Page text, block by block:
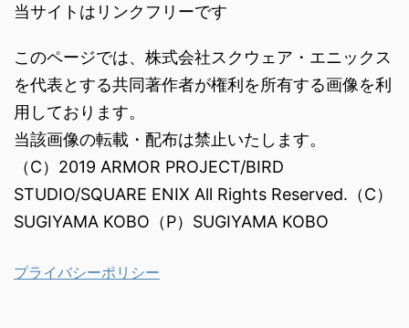
当サイトはリンクフリーです
このページでは、株式会社スクウェア・エニックス
を代表とする共同著作者が権利を所有する画像を利
用しております。
当該画像の転載・配布は禁止いたします。
（C）2019 ARMOR PROJECT/BIRD
STUDIO/SQUARE ENIX All Rights Reserved.（C）
SUGIYAMA KOBO（P）SUGIYAMA KOBO
プライバシーポリシー